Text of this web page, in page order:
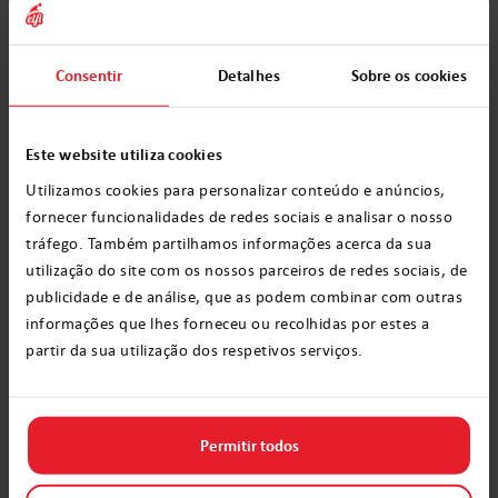
Consentir Detalhes Sobre os cookies
Este website utiliza cookies
Utilizamos cookies para personalizar conteúdo e anúncios,
fornecer funcionalidades de redes sociais e analisar o nosso
tráfego. Também partilhamos informações acerca da sua
utilização do site com os nossos parceiros de redes sociais, de
publicidade e de análise, que as podem combinar com outras
informações que lhes forneceu ou recolhidas por estes a
partir da sua utilização dos respetivos serviços.
Permitir todos
Outras formas criativas de
comunicar com o Papai Noel
O número de telefone é uma das muitas
ferramentas que permitem às crianças
comunicar com o Papai Noel.As cartas ao
Papai Noel continuam a ser populares e
podem ser enviadas para um endereço
especial, e algumas organizações até
escrevem de volta, dando às crianças
aplicativos móveis que simulam uma
conversa com o Papai Noel, bem como vários